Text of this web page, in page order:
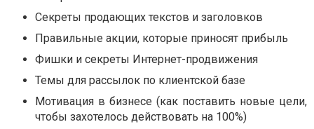
Секреты продающих текстов и заголовков
Правильные акции, которые приносят прибыль
Фишки и секреты Интернет-продвижения
Темы для рассылок по клиентской базе
Мотивация в бизнесе (как поставить новые цели,
чтобы захотелось действовать на 100%)